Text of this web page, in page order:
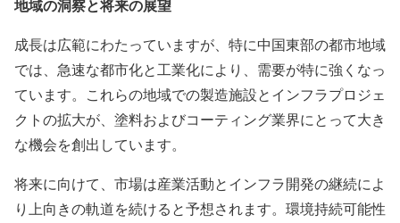
地域の洞察と将来の展望
成長は広範にわたっていますが、特に中国東部の都市地域
では、急速な都市化と工業化により、需要が特に強くなっ
ています。これらの地域での製造施設とインフラプロジェ
クトの拡大が、塗料およびコーティング業界にとって大き
な機会を創出しています。
将来に向けて、市場は産業活動とインフラ開発の継続によ
り上向きの軌道を続けると予想されます。環境持続可能性